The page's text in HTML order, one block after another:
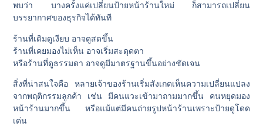
พบว่า บางครั้งแค่เปลี่ยนป้ายหน้าร้านใหม่ ก็สามารถเปลี่ยน
บรรยากาศของธุรกิจได้ทันที
ร้านที่เดิมดูเงียบ อาจดูสดขึ้น
ร้านที่เคยมองไม่เห็น อาจเริ่มสะดุดตา
หรือร้านที่ดูธรรมดา อาจดูมีมาตรฐานขึ้นอย่างชัดเจน
สิ่งที่น่าสนใจคือ หลายเจ้าของร้านเริ่มสังเกตเห็นความเปลี่ยนแปลง
จากพฤติกรรมลูกค้า เช่น มีคนแวะเข้ามาถามมากขึ้น คนหยุดมอง
หน้าร้านมากขึ้น หรือแม้แต่มีคนถ่ายรูปหน้าร้านเพราะป้ายดูโดด
เด่น